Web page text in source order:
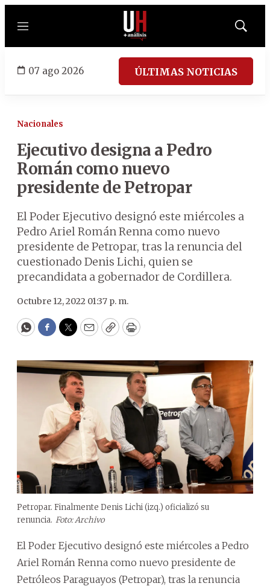
Menú
Mostrar
07 ago 2026 ÚLTIMAS NOTICIAS
Nacionales
Ejecutivo designa a Pedro
Román como nuevo
presidente de Petropar
El Poder Ejecutivo designó este miércoles a
Pedro Ariel Román Renna como nuevo
presidente de Petropar, tras la renuncia del
cuestionado Denis Lichi, quien se
precandidata a gobernador de Cordillera.
Octubre 12, 2022 01:37 p. m.
WhatsApp
Facebook
Twitter
EmailCopyPrint
Petropar. Finalmente Denis Lichi (izq.) oficializó su
renuncia. Foto: Archivo
El Poder Ejecutivo designó este miércoles a Pedro
Ariel Román Renna como nuevo presidente de
Petróleos Paraguayos (Petropar), tras la renuncia